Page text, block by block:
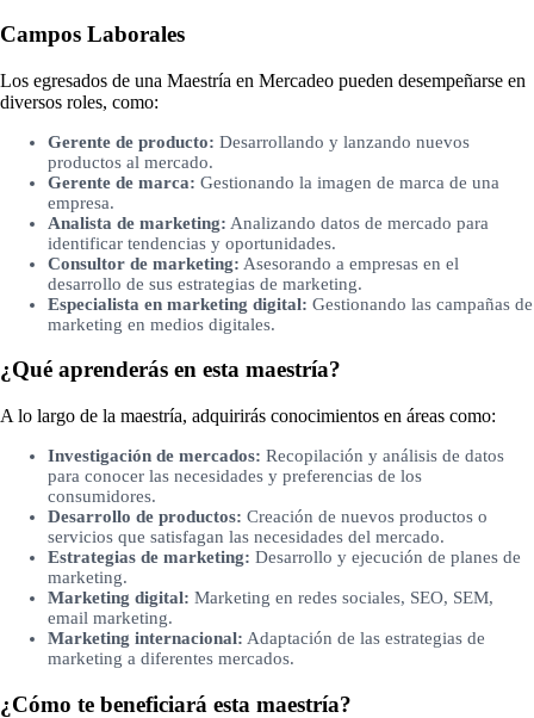
Campos Laborales
Los egresados de una Maestría en Mercadeo pueden desempeñarse en
diversos roles, como:
Gerente de producto: Desarrollando y lanzando nuevos
productos al mercado.
Gerente de marca: Gestionando la imagen de marca de una
empresa.
Analista de marketing: Analizando datos de mercado para
identificar tendencias y oportunidades.
Consultor de marketing: Asesorando a empresas en el
desarrollo de sus estrategias de marketing.
Especialista en marketing digital: Gestionando las campañas de
marketing en medios digitales.
¿Qué aprenderás en esta maestría?
A lo largo de la maestría, adquirirás conocimientos en áreas como:
Investigación de mercados: Recopilación y análisis de datos
para conocer las necesidades y preferencias de los
consumidores.
Desarrollo de productos: Creación de nuevos productos o
servicios que satisfagan las necesidades del mercado.
Estrategias de marketing: Desarrollo y ejecución de planes de
marketing.
Marketing digital: Marketing en redes sociales, SEO, SEM,
email marketing.
Marketing internacional: Adaptación de las estrategias de
marketing a diferentes mercados.
¿Cómo te beneficiará esta maestría?